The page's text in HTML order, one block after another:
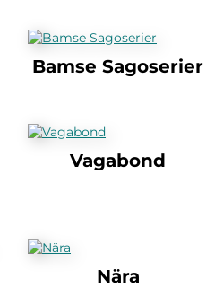
Bamse Sagoserier
Vagabond
Nära